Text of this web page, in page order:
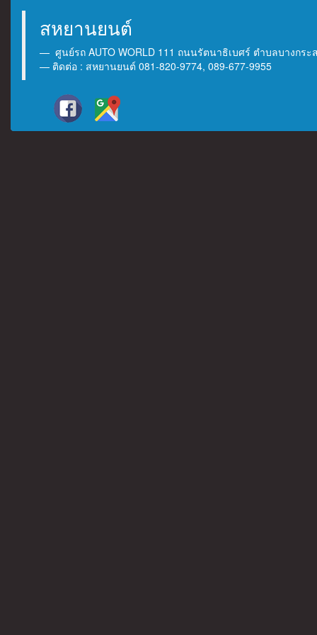
สหยานยนต์
ศูนย์รถ AUTO WORLD 111 ถนนรัตนาธิเบศร์ ตำบลบางกร
ติดต่อ : สหยานยนต์ 081-820-9774, 089-677-9955